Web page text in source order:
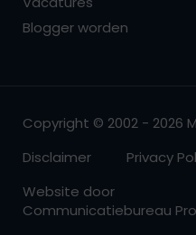
Blogger worden
Copyright © 2002 - 2026
Disclaimer
Privacy
Website door
Communicatiebureau